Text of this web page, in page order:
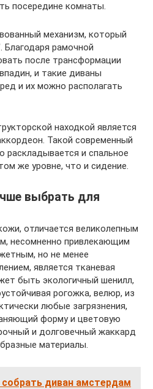
посередине комнаты.
механизм, который
Благодаря рамочной
после трансформации
и такие диваны
и их можно располагать
находкой является
Такой современный
раскладывается и спальное
же уровне, что и сидение.
выбрать для
отличается великолепным
несомненно привлекающим
но не менее
является тканевая
быть экологичный шенилл,
рогожка, велюр, из
любые загрязнения,
форму и цветовую
и долговечный жаккард
материалы.
собрать диван амстердам